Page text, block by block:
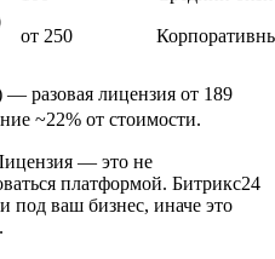
от 250
— разовая лицензия от 189
~22% от стоимости.
— это не
платформой. Битрикс24
под ваш бизнес, иначе это